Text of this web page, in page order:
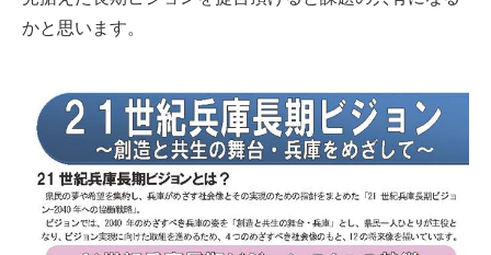
かと思います。